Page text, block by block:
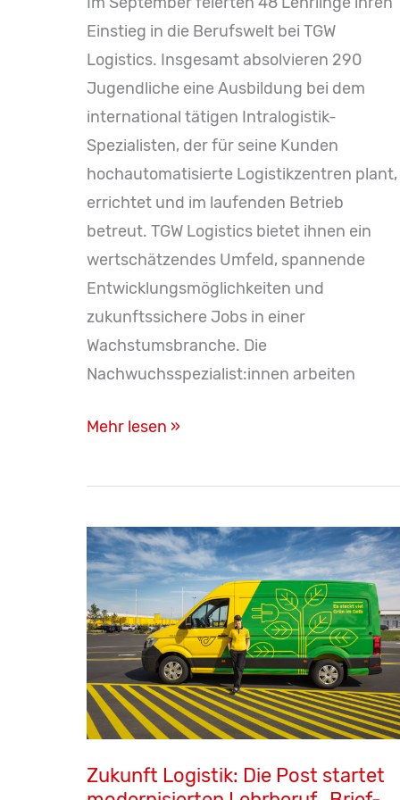
Einstieg in die Berufswelt bei TGW
Logistics. Insgesamt absolvieren 290
Jugendliche eine Ausbildung bei dem
international tätigen Intralogistik-
Spezialisten, der für seine Kunden
hochautomatisierte Logistikzentren plant,
errichtet und im laufenden Betrieb
betreut. TGW Logistics bietet ihnen ein
wertschätzendes Umfeld, spannende
Entwicklungsmöglichkeiten und
zukunftssichere Jobs in einer
Wachstumsbranche. Die
Nachwuchsspezialist:innen arbeiten
Fachkräfte
morgen:
Lehrlinge
starten
ihre
Ausbildung
bei
TGW
Logistics
Mehr lesen »
Zukunft Logistik: Die Post startet